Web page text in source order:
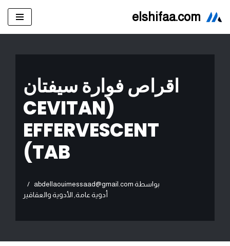
elshifaa.com
اقراص فوارة سيفتان
(CEVITAN
EFFERVESCENT
TAB)
بواسطة abdellaouimessaad@gmail.com
أدوية عامة, الأدوية والعقاقير